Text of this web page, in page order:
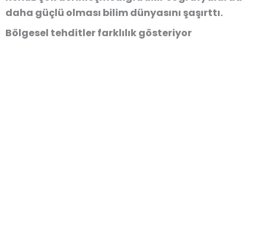
daha güçlü olması bilim dünyasını şaşırttı.
Bölgesel tehditler farklılık gösteriyor